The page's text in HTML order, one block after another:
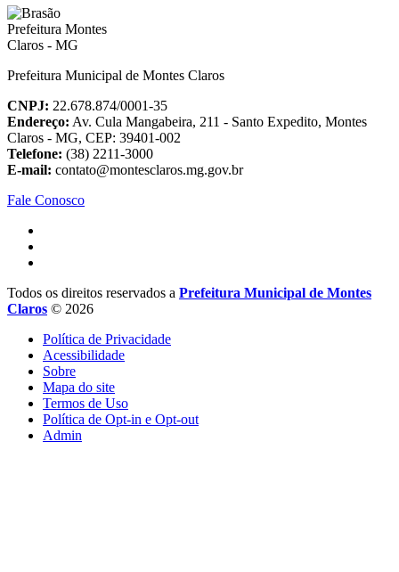
Prefeitura Municipal de Montes Claros
CNPJ: 22.678.874/0001-35
Endereço: Av. Cula Mangabeira, 211 - Santo Expedito, Montes
Claros - MG, CEP: 39401-002
Telefone: (38) 2211-3000
E-mail: contato@montesclaros.mg.gov.br
Fale Conosco
Todos os direitos reservados a Prefeitura Municipal de Montes
Claros © 2026
Política de Privacidade
Acessibilidade
Sobre
Mapa do site
Termos de Uso
Política de Opt-in e Opt-out
Admin